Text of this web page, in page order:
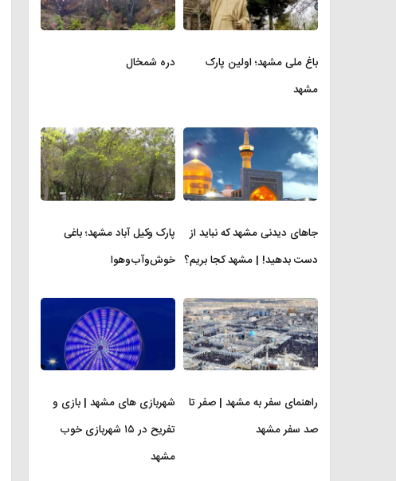
باغ ملی مشهد؛ اولین پارک
مشهد
دره شمخال
جاهای دیدنی مشهد که نباید از
دست بدهید! | مشهد کجا بریم؟
پارک وکیل آباد مشهد؛ باغی
خوش‌وآب‌وهوا
راهنمای سفر به مشهد | صفر تا
صد سفر مشهد
شهربازی های مشهد | بازی و
تفریح در ۱۵ شهربازی خوب
مشهد